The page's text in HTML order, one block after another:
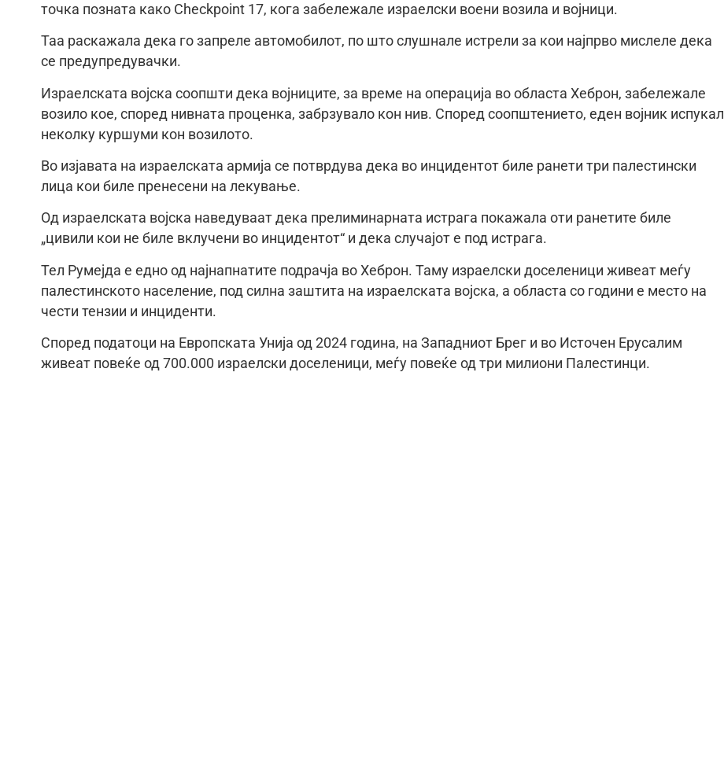
точка позната како Checkpoint 17, кога забележале израелски воени возила и војници.
Таа раскажала дека го запреле автомобилот, по што слушнале истрели за кои најпрво мислеле дека
се предупредувачки.
Израелската војска соопшти дека војниците, за време на операција во областа Хеброн, забележале
возило кое, според нивната проценка, забрзувало кон нив. Според соопштението, еден војник испукал
неколку куршуми кон возилото.
Во изјавата на израелската армија се потврдува дека во инцидентот биле ранети три палестински
лица кои биле пренесени на лекување.
Од израелската војска наведуваат дека прелиминарната истрага покажала оти ранетите биле
„цивили кои не биле вклучени во инцидентот“ и дека случајот е под истрага.
Тел Румејда е едно од најнапнатите подрачја во Хеброн. Таму израелски доселеници живеат меѓу
палестинското население, под силна заштита на израелската војска, а областа со години е место на
чести тензии и инциденти.
Според податоци на Европската Унија од 2024 година, на Западниот Брег и во Источен Ерусалим
живеат повеќе од 700.000 израелски доселеници, меѓу повеќе од три милиони Палестинци.